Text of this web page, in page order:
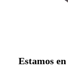
Estamos en